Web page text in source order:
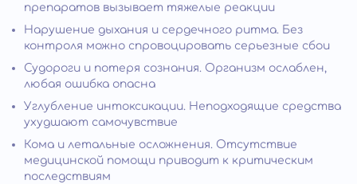
препаратов вызывает тяжелые реакции
Нарушение дыхания и сердечного ритма. Без
контроля можно спровоцировать серьезные сбои
Судороги и потеря сознания. Организм ослаблен,
любая ошибка опасна
Углубление интоксикации. Неподходящие средства
ухудшают самочувствие
Кома и летальные осложнения. Отсутствие
медицинской помощи приводит к критическим
последствиям